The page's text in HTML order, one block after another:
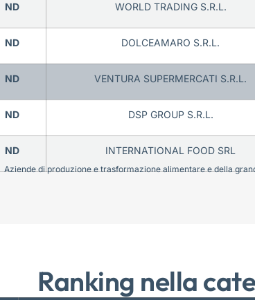
ND WORLD TRADING S.R.L.
ND DOLCEAMARO S.R.L.
ND VENTURA SUPERMERCATI S.R.L.
ND DSP GROUP S.R.L.
ND INTERNATIONAL FOOD SRL
Aziende di produzione e trasformazione alimentare e della
Ranking nella